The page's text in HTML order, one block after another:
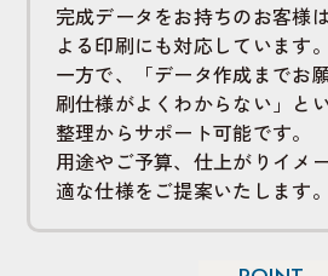
完成データをお持ちのお客様
よる印刷にも対応しています。
一方で、「データ作成までお
刷仕様がよくわからない」と
整理からサポート可能です。
用途やご予算、仕上がりイメ
適な仕様をご提案いたします。